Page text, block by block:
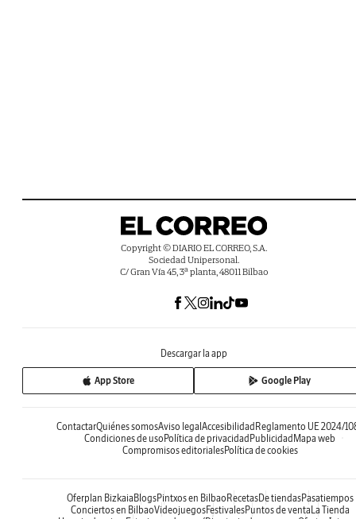
Copyright © DIARIO EL CORREO, S.A.
Sociedad Unipersonal.
C/ Gran Vía 45, 3ª planta, 48011 Bilbao
Descargar la app
App Store Google Play
ContactarQuiénes somosAviso legalAccesibilidadReglamento UE 2024/
Condiciones de usoPolítica de privacidadPublicidadMapa web
Compromisos editorialesPolítica de cookies
Oferplan BizkaiaBlogsPintxos en BilbaoRecetasDe tiendasPasatiempos
Conciertos en BilbaoVideojuegosFestivalesPuntos de ventaLa Tienda